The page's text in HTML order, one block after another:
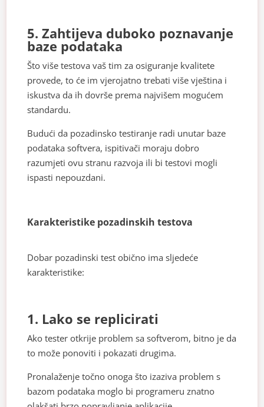
5. Zahtijeva duboko poznavanje
baze podataka
Što više testova vaš tim za osiguranje kvalitete
provede, to će im vjerojatno trebati više vještina i
iskustva da ih dovrše prema najvišem mogućem
standardu.
Budući da pozadinsko testiranje radi unutar baze
podataka softvera, ispitivači moraju dobro
razumjeti ovu stranu razvoja ili bi testovi mogli
ispasti nepouzdani.
Karakteristike pozadinskih testova
Dobar pozadinski test obično ima sljedeće
karakteristike:
1. Lako se replicirati
Ako tester otkrije problem sa softverom, bitno je da
to može ponoviti i pokazati drugima.
Pronalaženje točno onoga što izaziva problem s
bazom podataka moglo bi programeru znatno